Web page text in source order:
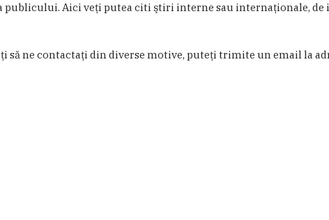
publicului. Aici veţi putea citi ştiri interne sau internaţionale, de
să ne contactaţi din diverse motive, puteţi trimite un email la